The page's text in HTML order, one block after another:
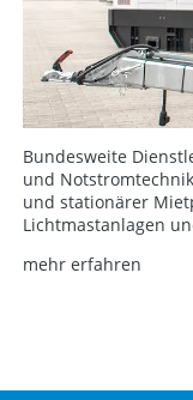
Bundesweite
und
und stationärer
Lichtmastanlagen
mehr erfahren